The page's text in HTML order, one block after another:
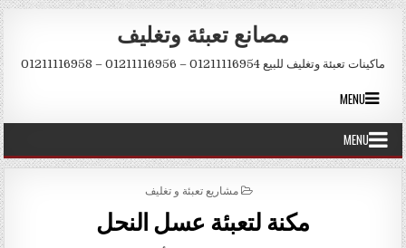
Skip to content
مصانع تعبئة وتغليف
ماكينات تعبئة وتغليف للبيع 01211116954 – 01211116956 – 01211116958
MENU
MENU
POSTED IN
مشاريع تعبئة و تغليف
مكنة لتعبئة عسل النحل